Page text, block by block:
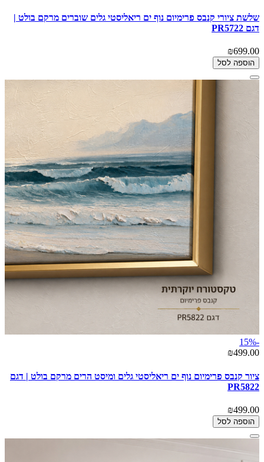
שלשת ציורי קנבס פרימיום נוף ים ריאליסטי גלים שוברים מרקם בולט |
דגם PR5722
₪699.00
הוספה לסל
-15%
₪499.00
ציור קנבס פרימיום נוף ים ריאליסטי גלים ומיסט הרים מרקם בולט | דגם
PR5822
₪499.00
הוספה לסל